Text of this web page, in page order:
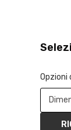
Opzioni